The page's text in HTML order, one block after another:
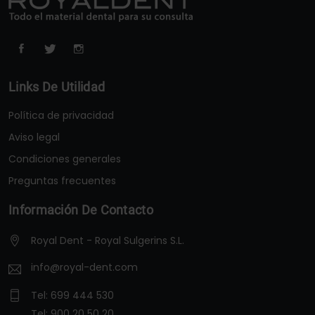
Links De Utilidad
Política de privacidad
Aviso legal
Condiciones generales
Preguntas frecuentes
Información De Contacto
Royal Dent - Royal Sulgerins S.L.
info@royal-dent.com
Tel: 699 444 530